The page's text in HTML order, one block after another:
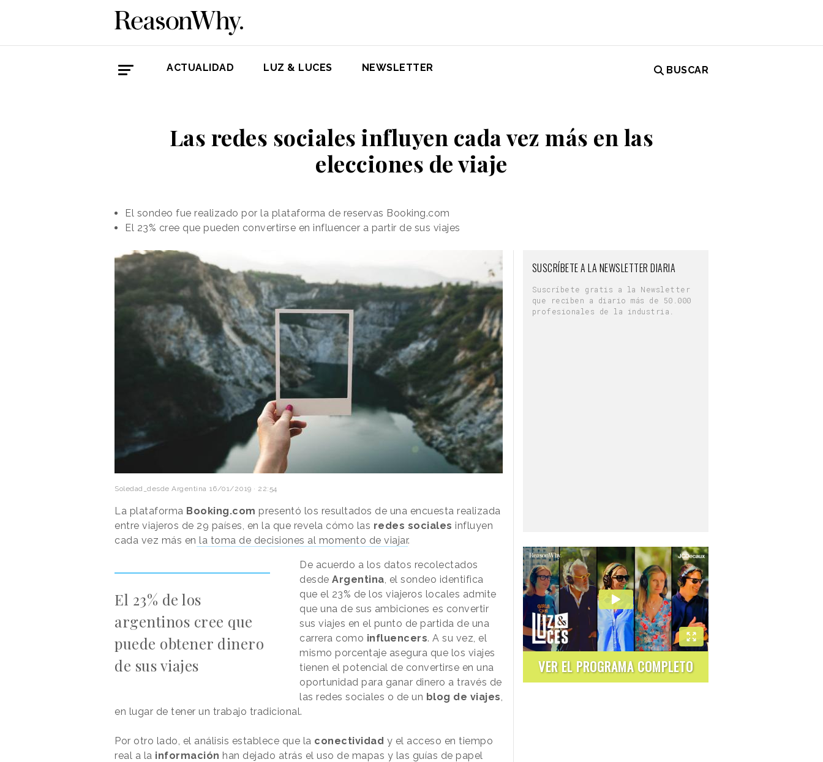
ACTUALIDAD LUZ & LUCES NEWSLETTER BUSCAR
Las redes sociales influyen cada vez más en las
elecciones de viaje
El sondeo fue realizado por la plataforma de reservas Booking.com
El 23% cree que pueden convertirse en influencer a partir de sus viajes
Soledad_desde Argentina 16/01/2019 · 22:54
La plataforma Booking.com presentó los resultados de una encuesta realizada
entre viajeros de 29 países, en la que revela cómo las redes sociales influyen
cada vez más en la toma de decisiones al momento de viajar.
El 23% de los
argentinos cree que
puede obtener dinero
de sus viajes
De acuerdo a los datos recolectados
desdeArgentina , el sondeo identifica
que el 23% de los viajeros locales admite
que una de sus ambiciones es convertir
sus viajes en el punto de partida de una
carrera como influencers. A su vez, el
mismo porcentaje asegura que los viajes
tienen el potencial de convertirse en una
oportunidad para ganar dinero a través de
las redes sociales o de un blog de viajes
en lugar de tener un trabajo tradicional.
Por otro lado, el análisis establece que la conectividad y el acceso en tiempo
real a la información han dejado atrás el uso de mapas y las guías de papel
SUSCRÍBETE A LA NEWSLETTER DIARIA
Suscríbete gratis a la Newsletter
que reciben a diario más de 50.000
profesionales de la industria.
VER EL PROGRAMA COMPLETO